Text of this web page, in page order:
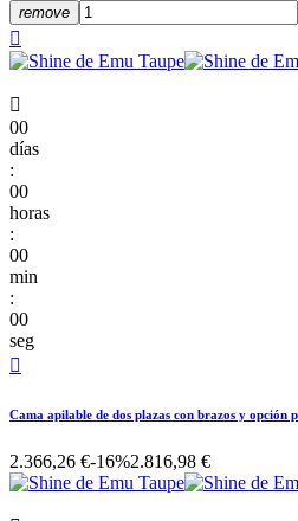
remove


00
días
:
00
horas
:
00
min
:
00
seg

Cama apilable de dos plazas con brazos y opción
2.366,26 €-16%2.816,98 €